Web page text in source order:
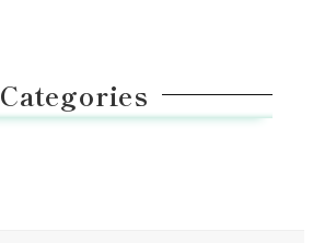
Categories